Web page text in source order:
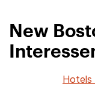
New
Hotels